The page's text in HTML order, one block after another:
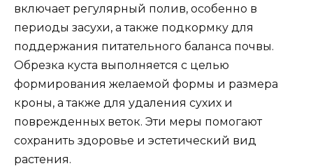
включает регулярный полив, особенно в
периоды засухи, а также подкормку для
поддержания питательного баланса почвы.
Обрезка куста выполняется с целью
формирования желаемой формы и размера
кроны, а также для удаления сухих и
поврежденных веток. Эти меры помогают
сохранить здоровье и эстетический вид
растения.